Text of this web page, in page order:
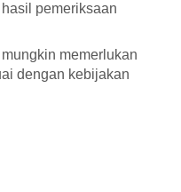
pemeriksaan
memerlukan
dengan kebijakan